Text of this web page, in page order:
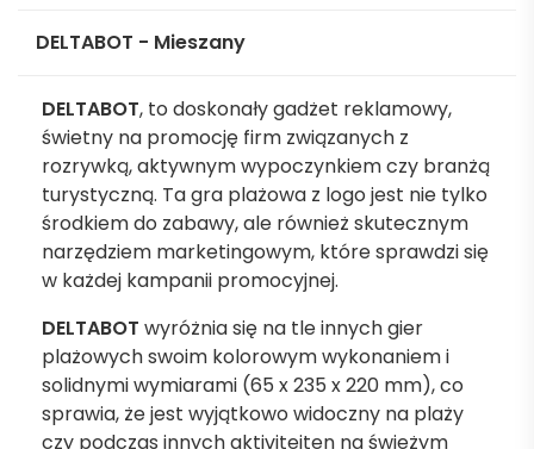
DELTABOT - Mieszany
DELTABOT, to doskonały gadżet reklamowy,
świetny na promocję firm związanych z
rozrywką, aktywnym wypoczynkiem czy branżą
turystyczną. Ta gra plażowa z logo jest nie tylko
środkiem do zabawy, ale również skutecznym
narzędziem marketingowym, które sprawdzi się
w każdej kampanii promocyjnej.
DELTABOT wyróżnia się na tle innych gier
plażowych swoim kolorowym wykonaniem i
solidnymi wymiarami (65 x 235 x 220 mm), co
sprawia, że jest wyjątkowo widoczny na plaży
czy podczas innych aktiviteiten na świeżym